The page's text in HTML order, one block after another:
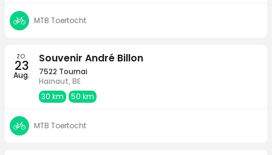
MTB Toertocht
zo.
23
Aug.
Souvenir André Billon
7522 Tournai
Hainaut, BE
30 km
50 km
MTB Toertocht